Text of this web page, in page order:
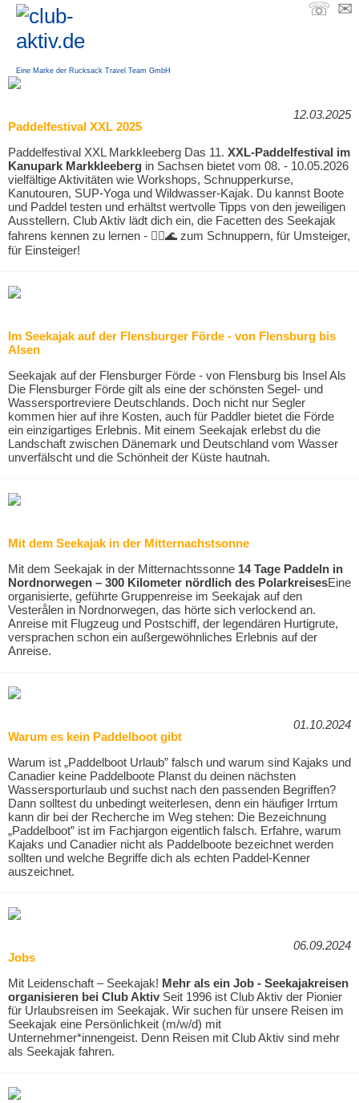
Eine Marke der Rucksack Travel Team GmbH
☏ ✉
12.03.2025
Paddelfestival XXL 2025
Paddelfestival XXL Markkleeberg Das 11. XXL-Paddelfestival im
Kanupark Markkleeberg in Sachsen bietet vom 08. - 10.05.2026
vielfältige Aktivitäten wie Workshops, Schnupperkurse,
Kanutouren, SUP-Yoga und Wildwasser-Kajak. Du kannst Boote
und Paddel testen und erhältst wertvolle Tipps von den jeweiligen
Ausstellern. Club Aktiv lädt dich ein, die Facetten des Seekajak
fahrens kennen zu lernen - 🚣‍♂️🌊 zum Schnuppern, für Umsteiger,
für Einsteiger!
Im Seekajak auf der Flensburger Förde - von Flensburg bis
Alsen
Seekajak auf der Flensburger Förde - von Flensburg bis Insel Als
Die Flensburger Förde gilt als eine der schönsten Segel- und
Wassersportreviere Deutschlands. Doch nicht nur Segler
kommen hier auf ihre Kosten, auch für Paddler bietet die Förde
ein einzigartiges Erlebnis. Mit einem Seekajak erlebst du die
Landschaft zwischen Dänemark und Deutschland vom Wasser
unverfälscht und die Schönheit der Küste hautnah.
Mit dem Seekajak in der Mitternachstsonne
Mit dem Seekajak in der Mitternachtssonne 14 Tage Paddeln in
Nordnorwegen – 300 Kilometer nördlich des PolarkreisesEine
organisierte, geführte Gruppenreise im Seekajak auf den
Vesterålen in Nordnorwegen, das hörte sich verlockend an.
Anreise mit Flugzeug und Postschiff, der legendären Hurtigrute,
versprachen schon ein außergewöhnliches Erlebnis auf der
Anreise.
01.10.2024
Warum es kein Paddelboot gibt
Warum ist „Paddelboot Urlaub” falsch und warum sind Kajaks und
Canadier keine Paddelboote Planst du deinen nächsten
Wassersporturlaub und suchst nach den passenden Begriffen?
Dann solltest du unbedingt weiterlesen, denn ein häufiger Irrtum
kann dir bei der Recherche im Weg stehen: Die Bezeichnung
„Paddelboot” ist im Fachjargon eigentlich falsch. Erfahre, warum
Kajaks und Canadier nicht als Paddelboote bezeichnet werden
sollten und welche Begriffe dich als echten Paddel-Kenner
auszeichnet.
06.09.2024
Jobs
Mit Leidenschaft – Seekajak! Mehr als ein Job - Seekajakreisen
organisieren bei Club Aktiv Seit 1996 ist Club Aktiv der Pionier
für Urlaubsreisen im Seekajak. Wir suchen für unsere Reisen im
Seekajak eine Persönlichkeit (m/w/d) mit
Unternehmer*innengeist. Denn Reisen mit Club Aktiv sind mehr
als Seekajak fahren.